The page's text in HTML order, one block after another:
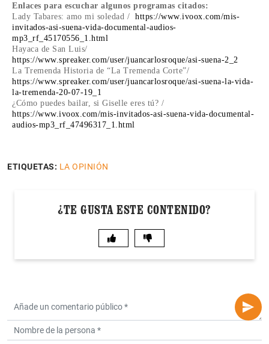
Enlaces para escuchar algunos programas citados:
Lady Tabares: amo mi soledad / https://www.ivoox.com/mis-
invitados-asi-suena-vida-documental-audios-
mp3_rf_45170556_1.html
Hayaca de San Luis/
https://www.spreaker.com/user/juancarlosroque/asi-suena-2_2
La Tremenda Historia de “La Tremenda Corte”/
https://www.spreaker.com/user/juancarlosroque/asi-suena-la-vida-
la-tremenda-20-07-19_1
¿Cómo puedes bailar, si Giselle eres tú? /
https://www.ivoox.com/mis-invitados-asi-suena-vida-documental-
audios-mp3_rf_47496317_1.html
ETIQUETAS: LA OPINIÓN
¿TE GUSTA ESTE CONTENIDO?